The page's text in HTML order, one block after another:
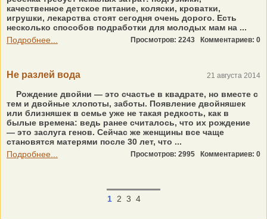
качественное детское питание, коляски, кроватки,
игрушки, лекарства стоят сегодня очень дорого. Есть
несколько способов подработки для молодых мам на ...
Подробнее...
Просмотров: 2243 Комментариев: 0
Не разлей вода 21 августа 2014
Рождение двойни — это счастье в квадрате, но вместе с
тем и двойные хлопоты, заботы. Появление двойняшек
или близняшек в семье уже не такая редкость, как в
былые времена: ведь ранее считалось, что их рождение
— это заслуга генов. Сейчас же женщины все чаще
становятся матерями после 30 лет, что ...
Подробнее...
Просмотров: 2995 Комментариев: 0
1 2 3 4